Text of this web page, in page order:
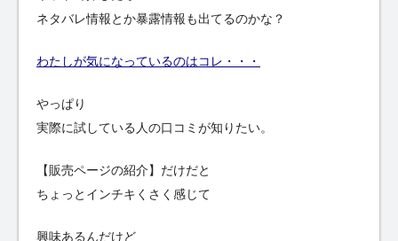
ネタバレ情報とか暴露情報も出てるのかな？
わたしが気になっているのはコレ・・・
やっぱり
実際に試している人の口コミが知りたい。
【販売ページの紹介】だけだと
ちょっとインチキくさく感じて
興味あるんだけど